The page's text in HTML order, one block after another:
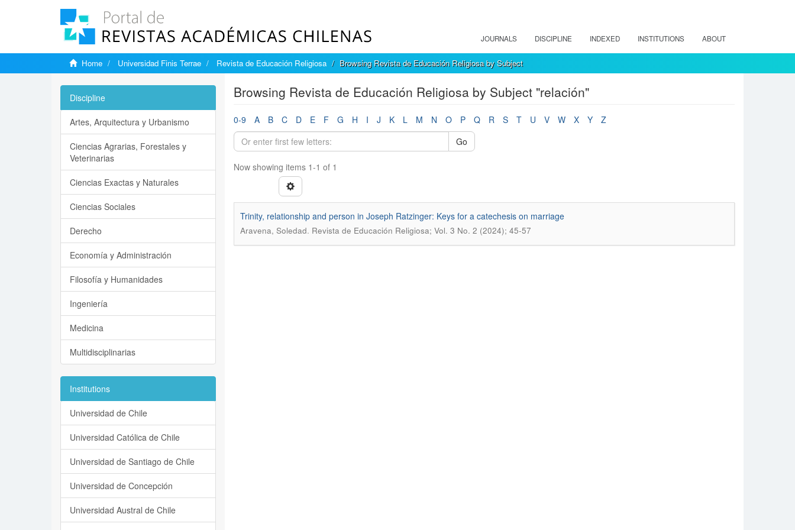
JOURNALS DISCIPLINE INDEXED INSTITUTIONS ABOUT
Home Universidad Finis Terrae Revista de Educación Religiosa Browsing Revista de Educación Religiosa by Subject
Browsing Revista de Educación Religiosa by Subject "relación"
0-9 A B C D E F G H I J K L M N O P Q R S T U V W X Y
Z
Go
Now showing items 1-1 of 1
Trinity, relationship and person in Joseph Ratzinger: Keys for a catechesis on marriage
Aravena, Soledad. Revista de Educación Religiosa; Vol. 3 No. 2 (2024); 45-57
Discipline
Artes, Arquitectura y Urbanismo
Ciencias Agrarias, Forestales y
Veterinarias
Ciencias Exactas y Naturales
Ciencias Sociales
Derecho
Economía y Administración
Filosofía y Humanidades
Ingeniería
Medicina
Multidisciplinarias
Institutions
Universidad de Chile
Universidad Católica de Chile
Universidad de Santiago de Chile
Universidad de Concepción
Universidad Austral de Chile